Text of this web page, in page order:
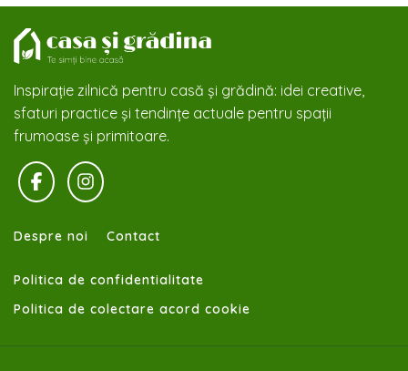
Inspirație zilnică pentru casă și grădină: idei creative,
sfaturi practice și tendințe actuale pentru spații
frumoase și primitoare.
Despre noi Contact
Politica de confidentialitate
Politica de colectare acord cookie